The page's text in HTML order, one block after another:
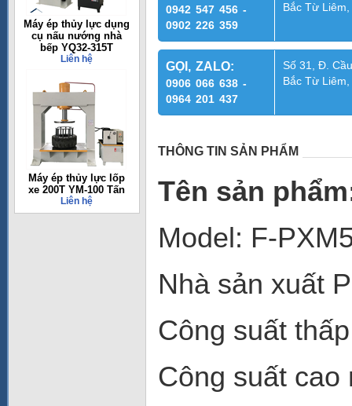
Máy ép thủy lực dụng
cụ nấu nướng nhà
bếp YQ32-315T
Liên hệ
Máy ép thủy lực lốp
xe 200T YM-100 Tấn
Liên hệ
0942 547 456 -
0902 226 359
Bắc Từ
GỌI, ZALO:
0906 066 638 -
0964 201 437
Số 31, Đ.
Bắc Từ
THÔNG TIN SẢN PHẨM
Tên sản
Model: F-
Nhà sản xuất
Công suất
Công suất cao